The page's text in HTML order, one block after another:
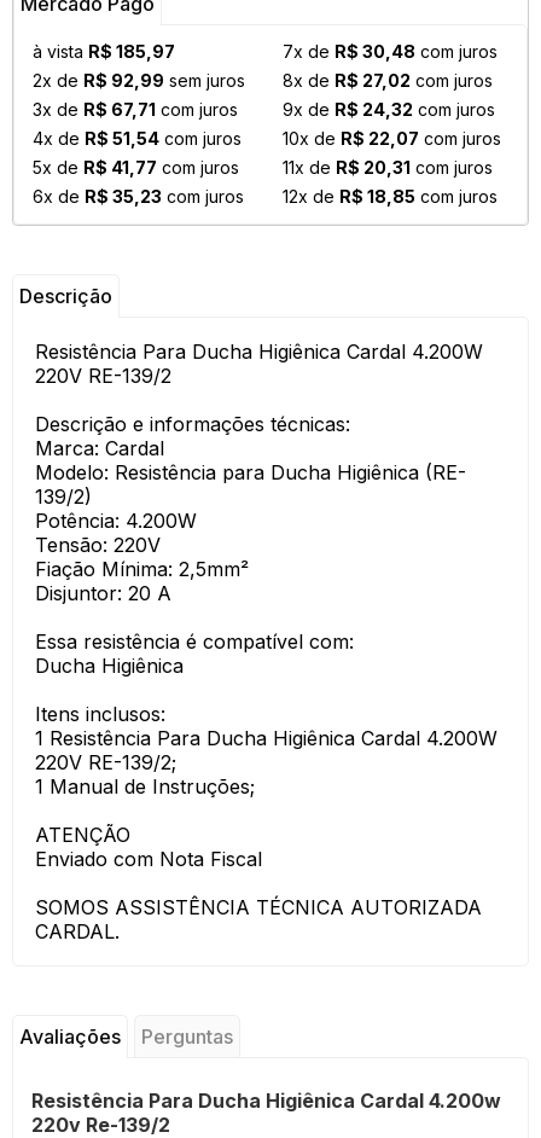
à vista R$ 185,97
2x de R$ 92,99 sem juros
3x de R$ 67,71 com juros
4x de R$ 51,54 com juros
5x de R$ 41,77 com juros
6x de R$ 35,23 com juros
7x de R$ 30,48 com juros
8x de R$ 27,02 com juros
9x de R$ 24,32 com juros
10x de R$ 22,07 com juros
11x de R$ 20,31 com juros
12x de R$ 18,85 com juros
Descrição
Resistência Para Ducha Higiênica Cardal 4.200W
220V RE-139/2
Descrição e informações técnicas:
Marca: Cardal
Modelo: Resistência para Ducha Higiênica (RE-
139/2)
Potência: 4.200W
Tensão: 220V
Fiação Mínima: 2,5mm²
Disjuntor: 20 A
Essa resistência é compatível com:
Ducha Higiênica
Itens inclusos:
1 Resistência Para Ducha Higiênica Cardal 4.200W
220V RE-139/2;
1 Manual de Instruções;
ATENÇÃO
Enviado com Nota Fiscal
SOMOS ASSISTÊNCIA TÉCNICA AUTORIZADA
CARDAL.
Avaliações Perguntas
Resistência Para Ducha Higiênica Cardal 4.200w
220v Re-139/2